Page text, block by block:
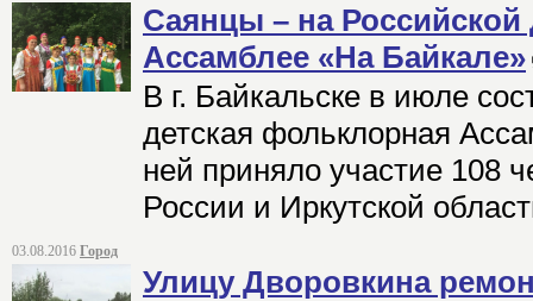
Саянцы – на
Ассамблее «На Байкале»
В г. Байкальске в июле
детская фольклорная
ней приняло участие 108
России и Иркутской
03.08.2016 Город
Улицу Дворовкина